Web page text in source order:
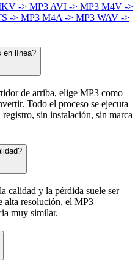
-> MP3 AVI -> MP3 M4V ->
-> MP3 M4A -> MP3 WAV ->
en línea?
de arriba, elige MP3 como
Todo el proceso se ejecuta
sin instalación, sin marca
calidad y la pérdida suele ser
alta resolución, el MP3
muy similar.